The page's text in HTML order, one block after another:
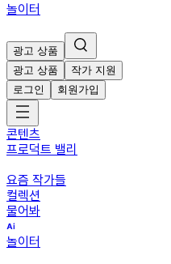
놀이터
광고 상품
광고 상품
작가 지원
로그인
회원가입
콘텐츠
프로덕트 밸리
요즘 작가들
컬렉션
물어봐
놀이터